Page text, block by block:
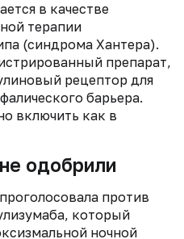
в качестве
терапии
(синдрома Хантера).
препарат,
рецептор для
барьера.
включить как в
одобрили
против
который
ночной